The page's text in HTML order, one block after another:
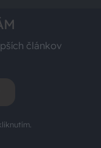
článkov